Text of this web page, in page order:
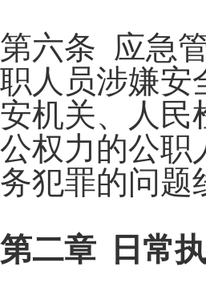
第六条 应急
职人员涉嫌安
安机关、人民
公权力的公职
务犯罪的问题
第二章 日常